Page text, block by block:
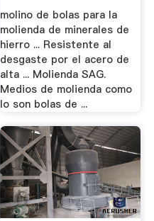
molino de bolas para la
molienda de minerales de
hierro ... Resistente al
desgaste por el acero de
alta ... Molienda SAG.
Medios de molienda como
lo son bolas de ...